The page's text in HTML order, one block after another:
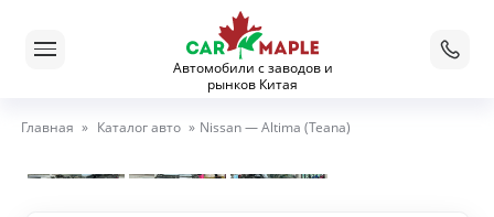
Автомобили с заводов и
рынков Китая
Главная » Каталог авто » Nissan — Altima (Teana)